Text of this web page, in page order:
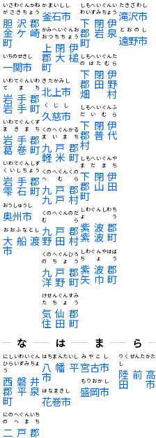
胆沢郡
金ケ崎
町
いさわぐんかね
がさきちょう
一関市
いちのせきし
岩手郡
岩手町
いわてぐんいわ
てまち
岩手郡
葛巻町
いわてぐんくず
まきまち
岩手郡
雫石町
いわてぐんしず
くいしちょう
奥州市
おうしゅうし
大船渡
市
おおふなとし
釜石市
かまいしし
上閉伊
郡大槌
町
かみへいぐんお
おつちちょう
北上市
きたかみし
久慈市
くじし
九戸郡
軽米町
くのへぐんかる
まいまち
九戸郡
九戸村
くのへぐんくの
へむら
九戸郡
野田村
くのへぐんのだ
むら
九戸郡
洋野町
くのへぐんひろ
のちょう
気仙郡
住田町
けせんぐんすみ
たちょう
下閉伊
郡岩泉
町
しもへいぐんい
わいずみちょう
下閉伊
郡田野
畑村
しもへいぐんた
のはたむら
下閉伊
郡普代
村
しもへいぐんふ
だいむら
下閉伊
郡山田
町
しもへいぐんや
まだまち
紫波郡
紫波町
しわぐんしわち
ょう
紫波郡
矢巾町
しわぐんやはば
ちょう
滝沢市
たきざわし
遠野市
とおのし
な
西磐井
郡平泉
町
にしいわいぐん
ひらいずみちょ
う
二戸郡
にのへぐんいち
のへまち
は
八幡平
市
はちまんたいし
花巻市
はなまきし
ま
宮古市
みやこし
盛岡市
もりおかし
ら
陸前高
田市
りくぜんたかた
し